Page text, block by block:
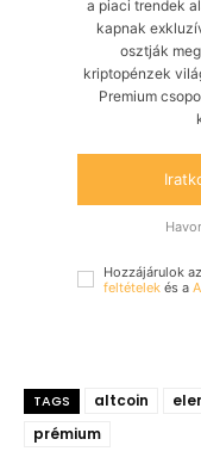
a piaci trendek
kapnak
osztják
kriptopénzek
Premium
Hozzájárulok
feltételek és a
TAGS altcoin
prémium